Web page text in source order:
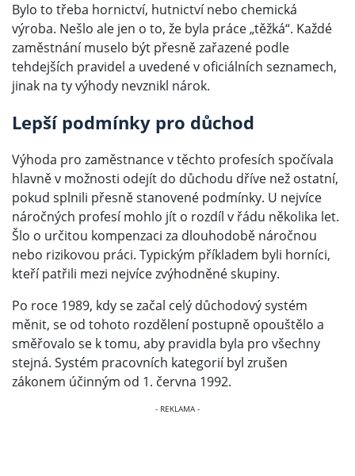
Bylo to třeba hornictví, hutnictví nebo chemická
výroba. Nešlo ale jen o to, že byla práce „těžká“. Každé
zaměstnání muselo být přesně zařazené podle
tehdejších pravidel a uvedené v oficiálních seznamech,
jinak na ty výhody nevznikl nárok.
Lepší podmínky pro důchod
Výhoda pro zaměstnance v těchto profesích spočívala
hlavně v možnosti odejít do důchodu dříve než ostatní,
pokud splnili přesně stanovené podmínky. U nejvíce
náročných profesí mohlo jít o rozdíl v řádu několika let.
Šlo o určitou kompenzaci za dlouhodobě náročnou
nebo rizikovou práci. Typickým příkladem byli horníci,
kteří patřili mezi nejvíce zvýhodněné skupiny.
Po roce 1989, kdy se začal celý důchodový systém
měnit, se od tohoto rozdělení postupně opouštělo a
směřovalo se k tomu, aby pravidla byla pro všechny
stejná. Systém pracovních kategorií byl zrušen
zákonem účinným od 1. června 1992.